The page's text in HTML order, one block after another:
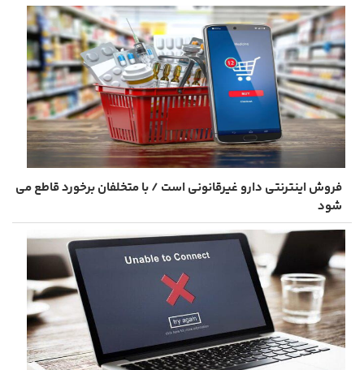
فروش اینترنتی دارو غیرقانونی است / با متخلفان برخورد قاطع می
شود